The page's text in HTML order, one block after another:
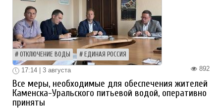
ОТКЛЮЧЕНИЕ ВОДЫ ЕДИНАЯ РОССИЯ
892
17:14 | 3 августа
Все меры, необходимые для обеспечения жителей
Каменска-Уральского питьевой водой, оперативно
приняты